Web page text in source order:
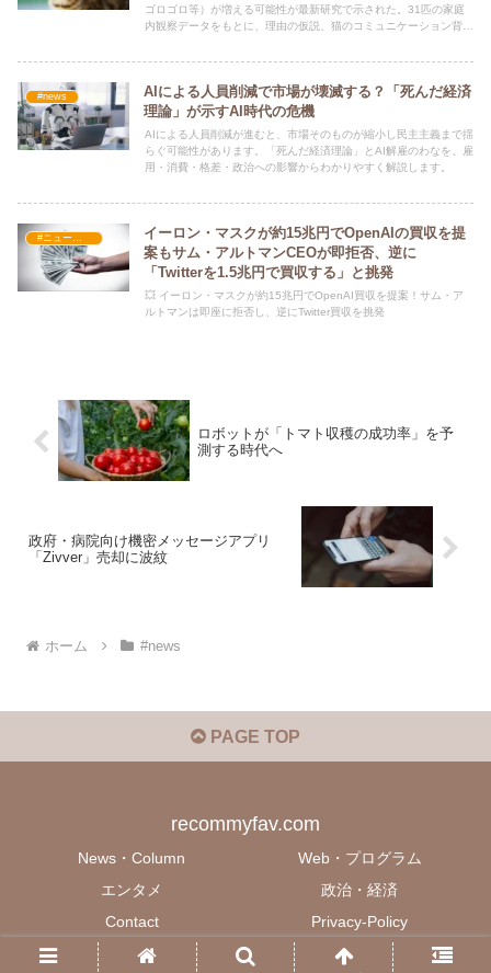
ゴロゴロ等）が増える可能性が最新研究で示された。31匹の家庭
内観察データをもとに、理由の仮説、猫のコミュニケーション背
#news
AIによる人員削減で市場が壊滅する？「死んだ経済
理論」が示すAI時代の危機
AIによる人員削減が進むと、市場そのものが縮小し民主主義まで揺
らぐ可能性があります。「死んだ経済理論」とAI解雇のわなを、雇
用・消費・格差・政治への影響からわかりやすく解説します。
イーロン・マスクが約15兆円でOpenAIの買収を提
案もサム・アルトマンCEOが即拒否、逆に
「Twitterを1.5兆円で買収する」と挑発
💥 イーロン・マスクが約15兆円でOpenAI買収を提案！サム・ア
ルトマンは即座に拒否し、逆にTwitter買収を挑発
ロボットが「トマト収穫の成功率」を予
測する時代へ
政府・病院向け機密メッセージアプリ
「Zivver」売却に波紋
ホーム #news
PAGE TOP
recommyfav.com
News・Column
Web・プログラム
エンタメ
政治・経済
Contact
Privacy-Policy
© 2022 recommyfav.com.